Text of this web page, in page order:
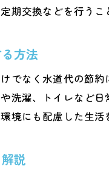
期交換などを行う
方法
でなく水道代の節
洗濯、トイレなど
境にも配慮した生活
説